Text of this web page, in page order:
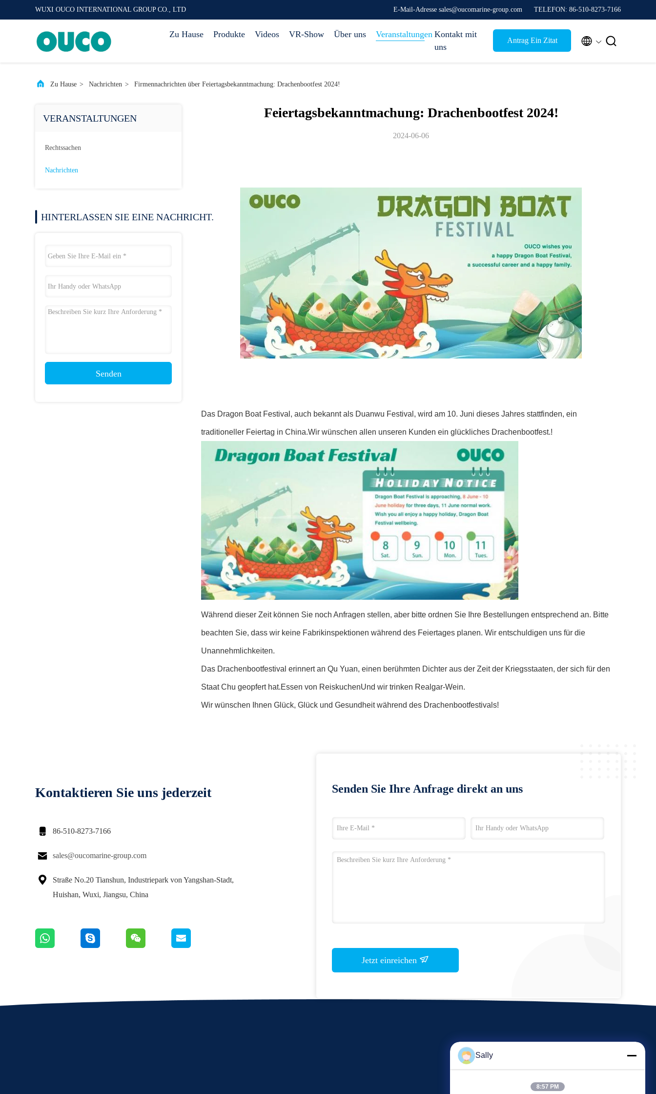
WUXI OUCO INTERNATIONAL GROUP CO., LTD E-Mail-Adresse sales@oucomarine-group.com TELEFON: 86-510-8273-7166
Zu Hause Produkte Videos VR-Show Über uns Veranstaltungen Kontakt mit
uns
Antrag Ein Zitat  
Zu Hause > Nachrichten > Firmennachrichten über Feiertagsbekanntmachung: Drachenbootfest 2024!
VERANSTALTUNGEN
Rechtssachen
Nachrichten
HINTERLASSEN SIE EINE NACHRICHT.
Senden
Feiertagsbekanntmachung: Drachenbootfest 2024!
2024-06-06
Das Dragon Boat Festival, auch bekannt als Duanwu Festival, wird am 10. Juni dieses Jahres stattfinden, ein
traditioneller Feiertag in China.Wir wünschen allen unseren Kunden ein glückliches Drachenbootfest.!
Während dieser Zeit können Sie noch Anfragen stellen, aber bitte ordnen Sie Ihre Bestellungen entsprechend an. Bitte
beachten Sie, dass wir keine Fabrikinspektionen während des Feiertages planen. Wir entschuldigen uns für die
Unannehmlichkeiten.
Das Drachenbootfestival erinnert an Qu Yuan, einen berühmten Dichter aus der Zeit der Kriegsstaaten, der sich für den
Staat Chu geopfert hat.Essen von ReiskuchenUnd wir trinken Realgar-Wein.
Wir wünschen Ihnen Glück, Glück und Gesundheit während des Drachenbootfestivals!
Kontaktieren Sie uns jederzeit
 86-510-8273-7166
 sales@oucomarine-group.com

Straße No.20 Tianshun, Industriepark von Yangshan-Stadt,
Huishan, Wuxi, Jiangsu, China
Senden Sie Ihre Anfrage direkt an uns
Jetzt einreichen
Sally
8:57 PM